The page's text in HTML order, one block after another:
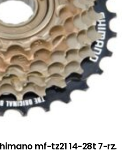
mf-tz21 14-28t 7-rz.